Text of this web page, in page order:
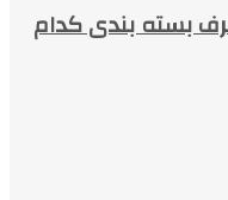
بسته بندی کدام